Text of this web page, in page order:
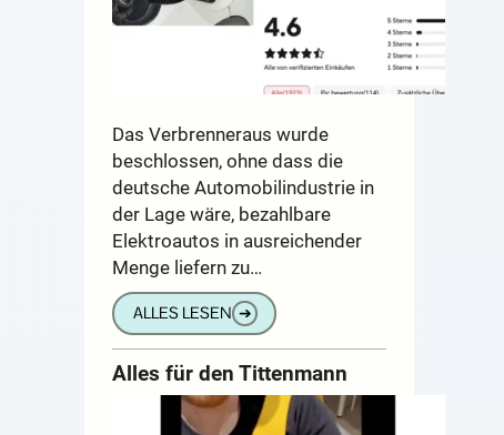
Das Verbrenneraus wurde
beschlossen, ohne dass die
deutsche Automobilindustrie in
der Lage wäre, bezahlbare
Elektroautos in ausreichender
Menge liefern zu…
ALLES LESEN ➔
Alles für den Tittenmann